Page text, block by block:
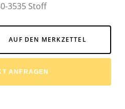
3535 Stoff
AUF DEN MERKZETTEL
ANFRAGEN